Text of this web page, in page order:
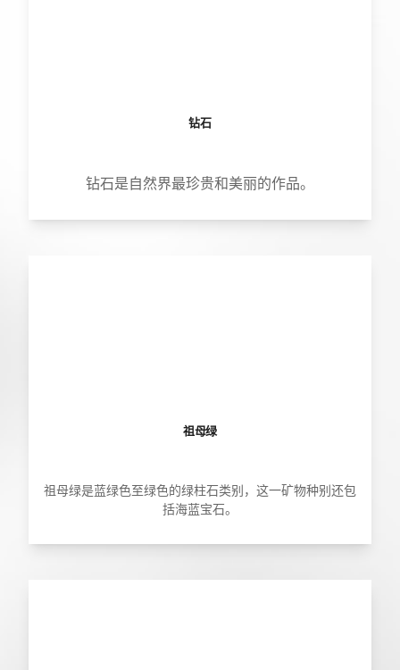
钻石
钻石是自然界最珍贵和美丽的作品。
祖母绿
祖母绿是蓝绿色至绿色的绿柱石类别，这一矿物种别还包
括海蓝宝石。